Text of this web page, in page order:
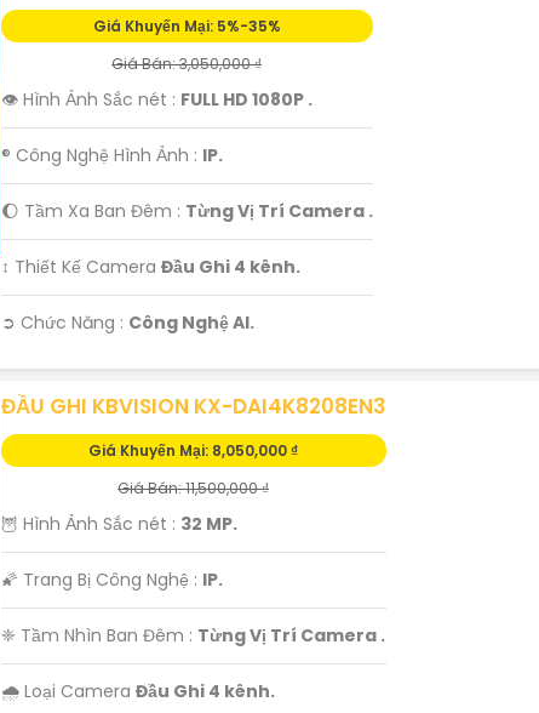
Giá Khuyến Mại: 5%-35%
Giá Bán: 3,050,000 ₫
👁 Hình Ảnh Sắc nét : FULL HD 1080P .
®️ Công Nghệ Hình Ảnh : IP.
🌔 Tầm Xa Ban Đêm : Từng Vị Trí Camera .
↕️ Thiết Kế Camera Đầu Ghi 4 kênh.
️➲ Chức Năng : Công Nghệ AI.
ĐẦU GHI KBVISION KX-DAI4K8208EN3
Giá Khuyến Mại: 8,050,000 ₫
Giá Bán: 11,500,000 ₫
🦉 Hình Ảnh Sắc nét : 32 MP.
🌠 Trang Bị Công Nghệ : IP.
❈ Tầm Nhìn Ban Đêm : Từng Vị Trí Camera .
🌧️ Loại Camera Đầu Ghi 4 kênh.